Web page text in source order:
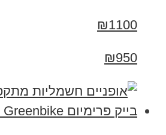
₪1100
₪950